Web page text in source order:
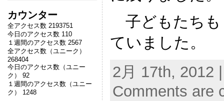
カウンター
全アクセス数 2193751
今日のアクセス数 110
１週間のアクセス数 2567
全アクセス数（ユニーク）
268404
今日のアクセス数（ユニー
ク） 92
１週間のアクセス数（ユニー
ク） 1248
子どもたちも
ていました。
2月 17th, 2012
Comments are